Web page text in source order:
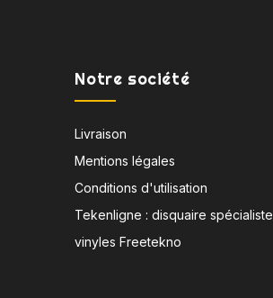
Notre société
Livraison
Mentions légales
Conditions d'utilisation
Tekenligne : disquaire spécialiste
vinyles Freetekno